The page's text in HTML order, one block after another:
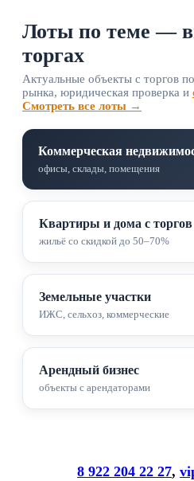
Лоты по теме —
торгах
Актуальные объекты с торгов
рынка, юридическая проверка и
Смотреть все лоты →
Коммерческая
офисы, склады, помещения
Квартиры и дома с торгов
жильё со скидкой до 50–70%
Земельные участки
ИЖС, сельхоз, коммерческие
Арендный бизнес
объекты с арендаторами
8 922 204 22 27,